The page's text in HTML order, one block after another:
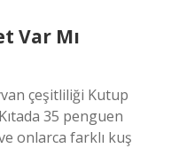
Var Mı
çeşitliliği Kutup
35 penguen
onlarca farklı kuş